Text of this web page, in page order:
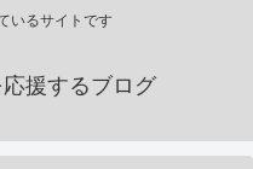
いるサイトです
援するブログ